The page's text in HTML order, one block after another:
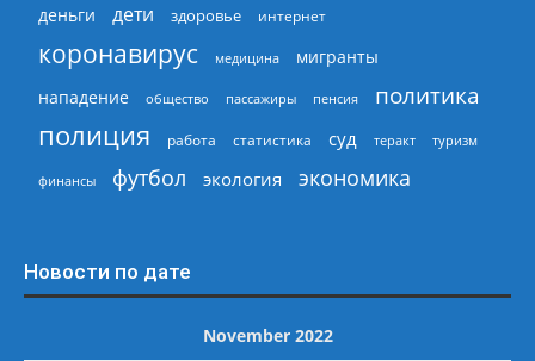
деньги дети здоровье интернет
коронавирус медицина
мигранты
нападение
общество пассажиры пенсия политика
полиция работа статистика суд теракт туризм
финансы футбол экология экономика
Новости по дате
November 2022